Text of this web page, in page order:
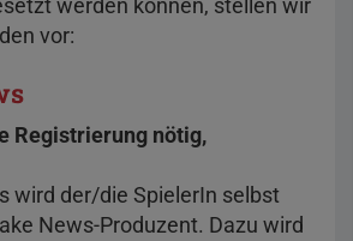
werden können, stellen wir
vor:
Registrierung nötig,
wird der/die SpielerIn selbst
News-Produzent. Dazu wird